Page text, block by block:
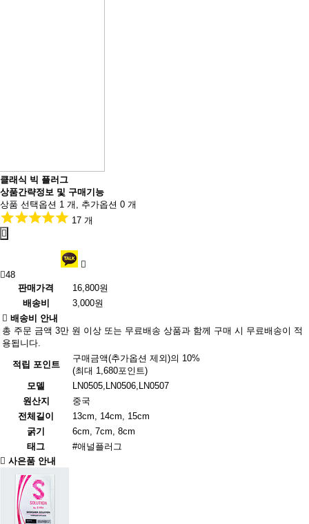
클래식 빅 플러그
상품간략정보 및 구매기능
상품 선택옵션 1 개, 추가옵션 0 개
17 개
48
판매가격
16,800원
배송비
3,000원
배송비 안내
총 주문 금액 3만 원 이상 또는 무료배송 상품과 함께 구매 시 무료배송이 적
용됩니다.
적립 포인트
구매금액(추가옵션 제외)의 10%
(최대 1,680포인트)
모델
LN0505,LN0506,LN0507
원산지
중국
전체길이
13cm, 14cm, 15cm
굵기
6cm, 7cm, 8cm
태그
#애널플러그
사은품 안내